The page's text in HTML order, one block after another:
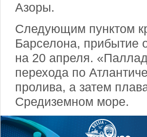
Азоры.
Следующим пунктом
Барселона, прибытие
на 20 апреля.
перехода по
пролива, а затем
Средиземном море.